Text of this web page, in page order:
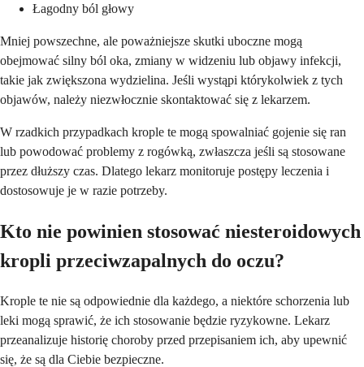
Łagodny ból głowy
Mniej powszechne, ale poważniejsze skutki uboczne mogą
obejmować silny ból oka, zmiany w widzeniu lub objawy infekcji,
takie jak zwiększona wydzielina. Jeśli wystąpi którykolwiek z tych
objawów, należy niezwłocznie skontaktować się z lekarzem.
W rzadkich przypadkach krople te mogą spowalniać gojenie się ran
lub powodować problemy z rogówką, zwłaszcza jeśli są stosowane
przez dłuższy czas. Dlatego lekarz monitoruje postępy leczenia i
dostosowuje je w razie potrzeby.
Kto nie powinien stosować niesteroidowych
kropli przeciwzapalnych do oczu?
Krople te nie są odpowiednie dla każdego, a niektóre schorzenia lub
leki mogą sprawić, że ich stosowanie będzie ryzykowne. Lekarz
przeanalizuje historię choroby przed przepisaniem ich, aby upewnić
się, że są dla Ciebie bezpieczne.